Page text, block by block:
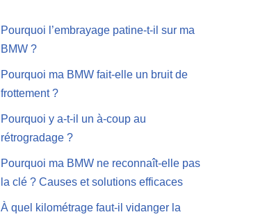
Pourquoi l’embrayage patine-t-il sur ma
BMW ?
Pourquoi ma BMW fait-elle un bruit de
frottement ?
Pourquoi y a-t-il un à-coup au
rétrogradage ?
Pourquoi ma BMW ne reconnaît-elle pas
la clé ? Causes et solutions efficaces
À quel kilométrage faut-il vidanger la